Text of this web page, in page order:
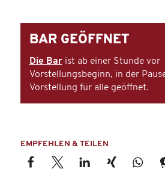
BAR GEÖFFNET
Die Barist ab einer Stunde vor
Vorstellungsbeginn, in der
Vorstellung für alle geöffnet.
EMPFEHLEN & TEILEN